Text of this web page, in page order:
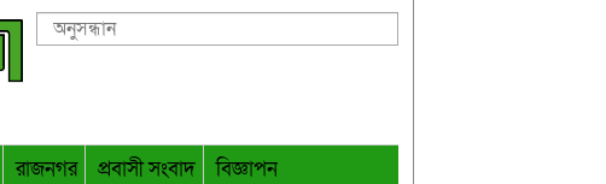
রাজনগর প্রবাসী সংবাদ
বিজ্ঞাপন